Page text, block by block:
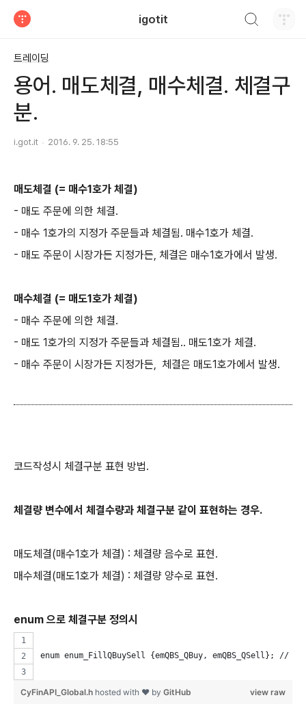
igotit
트레이딩
용어. 매도체결, 매수체결. 체결구
분.
i.got.it 2016. 9. 25. 18:55
매도체결 (= 매수1호가 체결)
- 매도 주문에 의한 체결.
- 매수 1호가의 지정가 주문들과 체결됨. 매수1호가 체결.
- 매도 주문이 시장가든 지정가든, 체결은 매수1호가에서 발생.
매수체결 (= 매도1호가 체결)
- 매수 주문에 의한 체결.
- 매도 1호가의 지정가 주문들과 체결됨.. 매도1호가 체결.
- 매수 주문이 시장가든 지정가든, 체결은 매도1호가에서 발생.
코드작성시 체결구분 표현 방법.
체결량 변수에서 체결수량과 체결구분 같이 표현하는 경우.
매도체결(매수1호가 체결) : 체결량 음수로 표현.
매수체결(매도1호가 체결) : 체결량 양수로 표현.
enum 으로 체결구분 정의시
enum enum_FillQBuySell {emQBS_QBuy, emQBS_QSell}; //
view raw
CyFinAPI_Global.h hosted with ❤ by GitHub